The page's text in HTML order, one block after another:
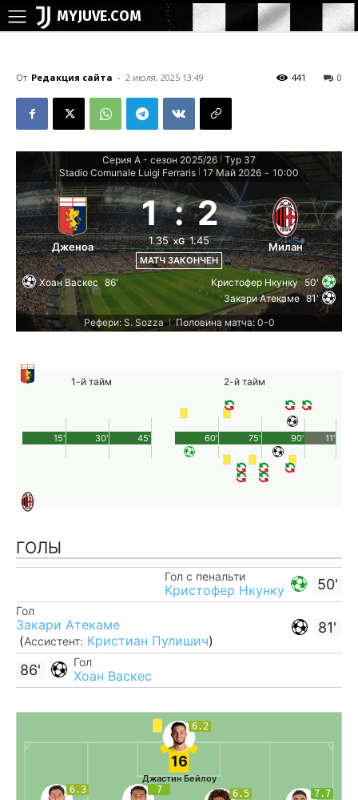
MYJUVE.COM
От Редакция сайта - 2 июля, 2025 13:49 0
441
Серия А - сезон 2025/26 Тур 37
Stadio Comunale Luigi Ferraris 17 Май 2026 - 10:00
Дженоа
1 : 2
1.35 xG 1.45
МАТЧ ЗАКОНЧЕН
Милан
Хоан Васкес 86' Кристофер Нкунку 50'
Закари Атекаме 81'
Рефери: S. Sozza | Половина матча: 0-0
1-й тайм
45'
15' 30'
2-й тайм
90'
60' 75' 11'
ГОЛЫ
50'
Гол с пенальти
Кристофер Нкунку
81'
Гол
Закари Атекаме
(Ассистент: Кристиан Пулишич)
Гол
Хоан Васкес
86'
6.2
16
Джастин Бейлоу
7.7
6.5
7
6.3